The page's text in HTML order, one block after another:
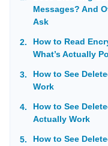
Messages? And
Ask
How to Read
What’s Actually
How to See
Work
How to See
Actually Work
How to See